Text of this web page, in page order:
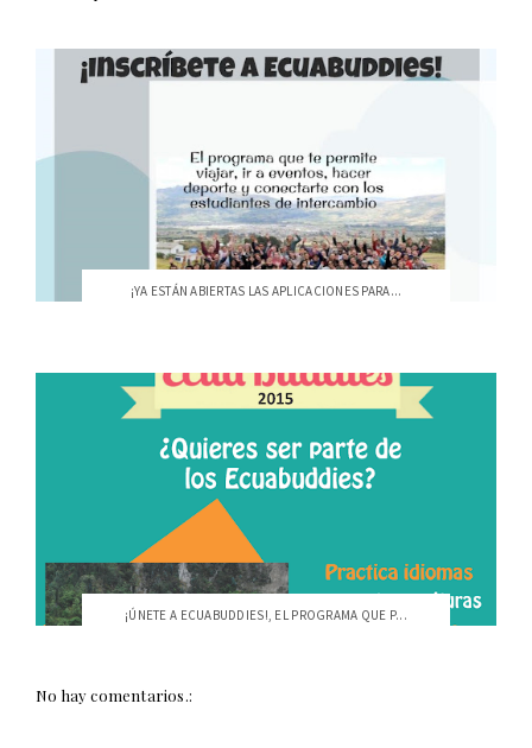
¡YA ESTÁN ABIERTAS LAS APLICACIONES PARA...
¡ÚNETE A ECUABUDDIES!, EL PROGRAMA QUE P...
No hay comentarios.: